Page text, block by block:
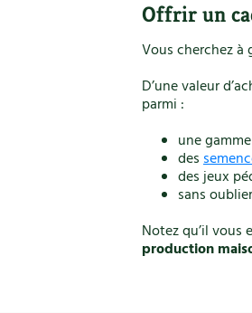
Offrir un
Vous cherchez à
D’une valeur
parmi :
une gamme
des
des jeux
sans
Notez qu’il vous
production